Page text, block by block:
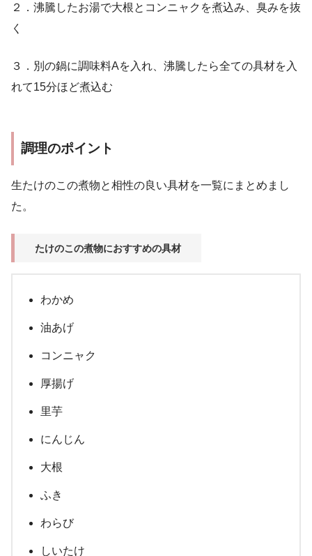
２．沸騰したお湯で大根とコンニャクを煮込み、臭みを抜
く
３．別の鍋に調味料Aを入れ、沸騰したら全ての具材を入
れて15分ほど煮込む
調理のポイント
生たけのこの煮物と相性の良い具材を一覧にまとめまし
た。
たけのこの煮物におすすめの具材
わかめ
油あげ
コンニャク
厚揚げ
里芋
にんじん
大根
ふき
わらび
しいたけ